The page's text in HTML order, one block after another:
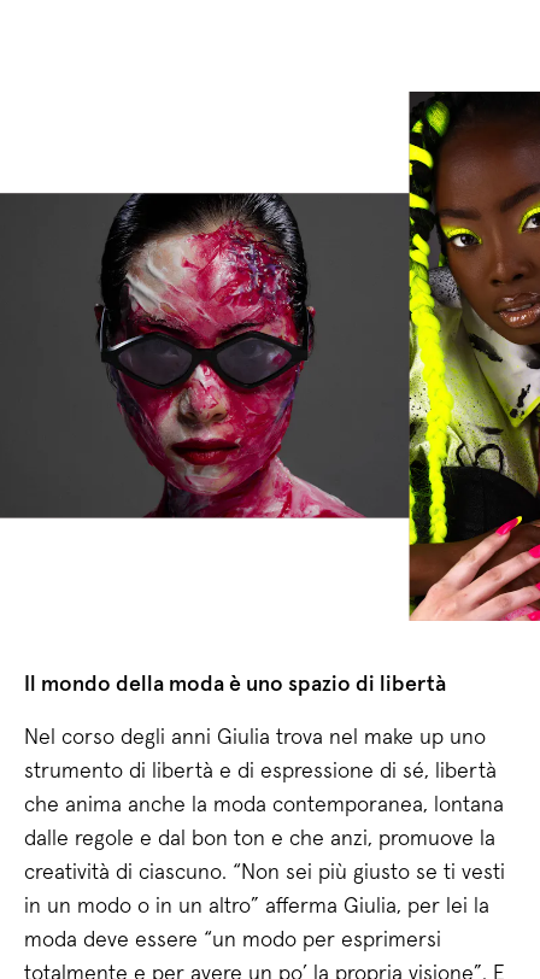
Il mondo della moda è uno spazio di libertà
Nel corso degli anni Giulia trova nel make up uno
strumento di libertà e di espressione di sé, libertà
che anima anche la moda contemporanea, lontana
dalle regole e dal bon ton e che anzi, promuove la
creatività di ciascuno. “Non sei più giusto se ti vesti
in un modo o in un altro” afferma Giulia, per lei la
moda deve essere “un modo per esprimersi
totalmente e per avere un po’ la propria visione”. E